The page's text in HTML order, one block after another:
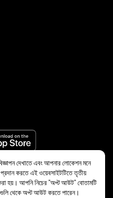
দেখাতে এবং আপনার লোকেশন মনে
করতে এই ওয়েবসাইটটিতে তৃতীয়
হয়। আপনি নিচের "অপ্ট আউট" বোতামটি
থেকে অপ্ট আউট করতে পারেন।